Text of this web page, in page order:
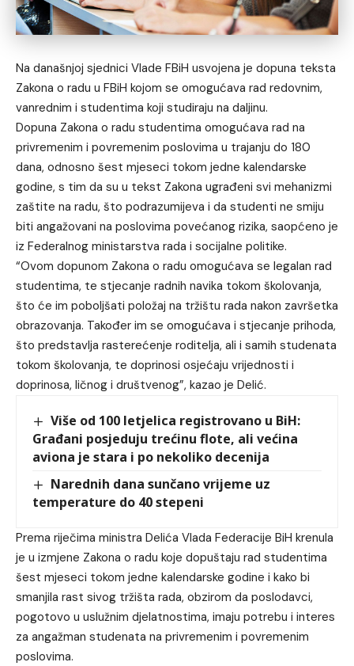
Na današnjoj sjednici Vlade FBiH usvojena je dopuna teksta
Zakona o radu u FBiH kojom se omogućava rad redovnim,
vanrednim i studentima koji studiraju na daljinu.
Dopuna Zakona o radu studentima omogućava rad na
privremenim i povremenim poslovima u trajanju do 180
dana, odnosno šest mjeseci tokom jedne kalendarske
godine, s tim da su u tekst Zakona ugrađeni svi mehanizmi
zaštite na radu, što podrazumijeva i da studenti ne smiju
biti angažovani na poslovima povećanog rizika, saopćeno je
iz Federalnog ministarstva rada i socijalne politike.
“Ovom dopunom Zakona o radu omogućava se legalan rad
studentima, te stjecanje radnih navika tokom školovanja,
što će im poboljšati položaj na tržištu rada nakon završetka
obrazovanja. Također im se omogućava i stjecanje prihoda,
što predstavlja rasterećenje roditelja, ali i samih studenata
tokom školovanja, te doprinosi osjećaju vrijednosti i
doprinosa, ličnog i društvenog”, kazao je Delić.
Više od 100 letjelica registrovano u BiH:
Građani posjeduju trećinu flote, ali većina
aviona je stara i po nekoliko decenija
Narednih dana sunčano vrijeme uz
temperature do 40 stepeni
Prema riječima ministra Delića Vlada Federacije BiH krenula
je u izmjene Zakona o radu koje dopuštaju rad studentima
šest mjeseci tokom jedne kalendarske godine i kako bi
smanjila rast sivog tržišta rada, obzirom da poslodavci,
pogotovo u uslužnim djelatnostima, imaju potrebu i interes
za angažman studenata na privremenim i povremenim
poslovima.